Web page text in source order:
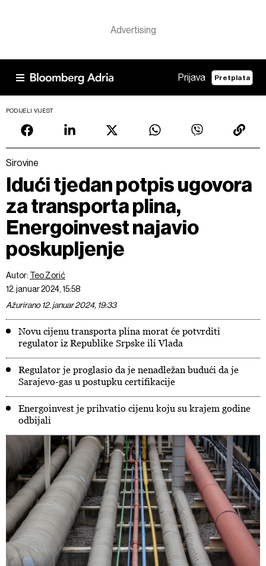
Prijava Pretplata
PODIJELI VIJEST
Sirovine
Idući tjedan potpis ugovora
za transporta plina,
Energoinvest najavio
poskupljenje
Autor: Teo Zorić
12. januar 2024, 15:58
Ažurirano 12. januar 2024, 19:33
Novu cijenu transporta plina morat će potvrditi
regulator iz Republike Srpske ili Vlada
Regulator je proglasio da je nenadležan budući da je
Sarajevo-gas u postupku certifikacije
Energoinvest je prihvatio cijenu koju su krajem godine
odbijali